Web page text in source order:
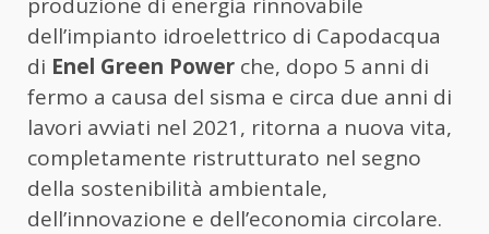
dell’impianto idroelettrico di Capodacqua
di Enel Green Power che, dopo 5 anni di
fermo a causa del sisma e circa due anni di
lavori avviati nel 2021, ritorna a nuova vita,
completamente ristrutturato nel segno
della sostenibilità ambientale,
dell’innovazione e dell’economia circolare.